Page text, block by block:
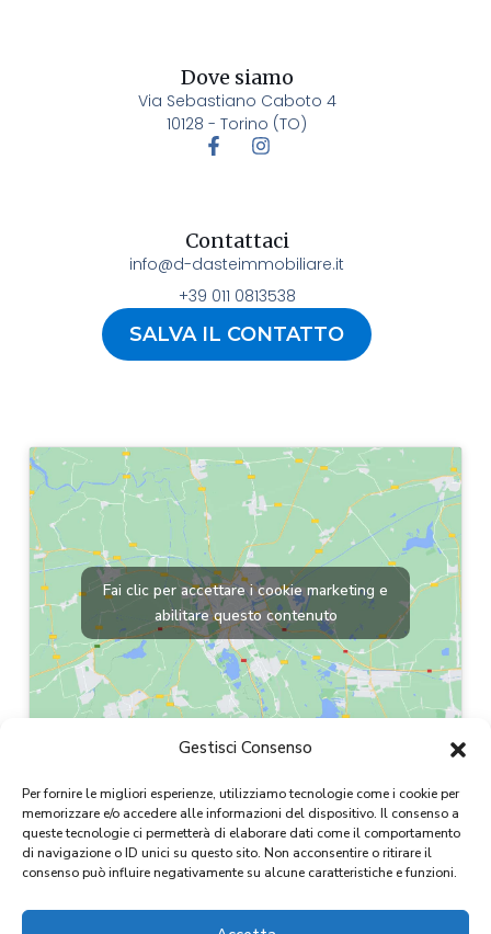
Gestisci Consenso
Per fornire le migliori esperienze, utilizziamo tecnologie come i cookie per
memorizzare e/o accedere alle informazioni del dispositivo. Il consenso a
queste tecnologie ci permetterà di elaborare dati come il comportamento
di navigazione o ID unici su questo sito. Non acconsentire o ritirare il
consenso può influire negativamente su alcune caratteristiche e funzioni.
Dove siamo
Via Sebastiano Caboto 4
10128 - Torino (TO)
Contattaci
info@d-dasteimmobiliare.it
+39 011 0813538
SALVA IL CONTATTO
Fai clic per accettare i cookie marketing e
abilitare questo contenuto